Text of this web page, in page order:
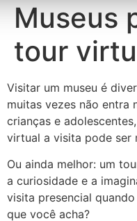
Museus
tour
Visitar um museu é
muitas vezes não entra
crianças e
virtual a visita pode ser
Ou ainda melhor: um
a curiosidade e a
visita presencial
que você acha?